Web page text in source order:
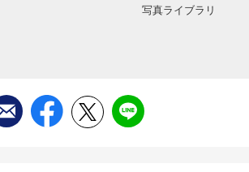
写真ライブラリ